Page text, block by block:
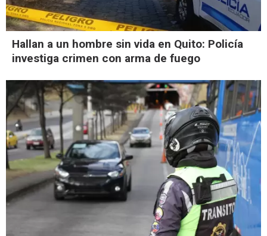
Hallan a un hombre sin vida en Quito: Policía
investiga crimen con arma de fuego